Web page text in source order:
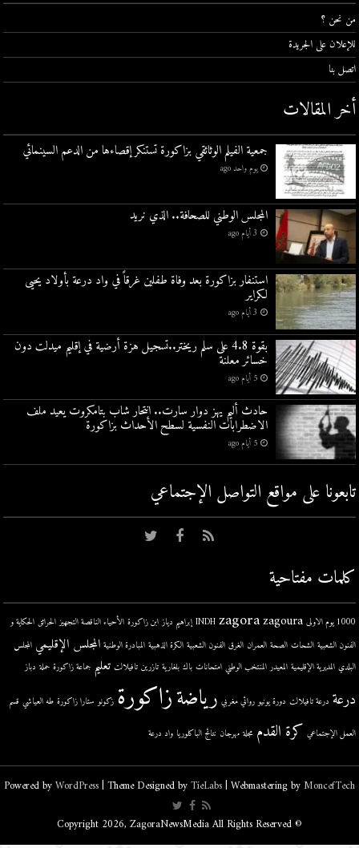
من نحن ؟
للإعلان على الجريدة
اتصل بنا
أخر المقالات
جمعية الفيلم الوثائقي بزاكورة تستنكر إقصاءها من الدعم السينمائي
يوم واحد ago
المجلس الوطني للصحافة.. الذي نريد
3 أيام ago
استنفار بزاكورة بعد وفاة طفلين غرقاً في واد درعة بأولاد يحيى
لكراير
3 أيام ago
بقوة 4.8 على سلم ريختر..تسجيل هزة أرضية في إقليم ميدلت دون
خسائر معلنة
5 أيام ago
حادث أليم يهز دوار سارت.. انتحار شاب بتامكروت يعيد ملف
الاضطرابات النفسية لسطح الأحداث بزاكورة
5 أيام ago
تابعونا على مواقع التواصل اﻹجتماعي
كلمات مفتاحية
1000 يوم الاولى INDH zagora zagoura إبراهيم دياز ابن زاكورة الأحياء الناقصة التجهيز الحرائق الحكاية و
الفنون الشعبية الشحات الصحة العمران الغرق الفنون الشعبية الكرة الذهبية المبادرة الوطنية المجلس الإقليمي المجلس
البلدي المديرية الإقليمية المعيدر المنتخب الوطني امتحانات باك بلغارية تازرين تافيلالت تعليم جماعة زاكورة حملة دباز
درعة درعة تافيلالت دورة يونيو روائي مغربي رياضةزاكورة زكونو ستارا زاكورة طه العياشي قسم
العمل الإجتماعي كرة القدم مجلة مهرجان نتائج الباكلوريا واد درعة
Powered byWordPress| Theme Designed byTieLabs| Webmastering byMoncefTech
© Copyright 2026, ZagoraNewsMedia All Rights Reserved